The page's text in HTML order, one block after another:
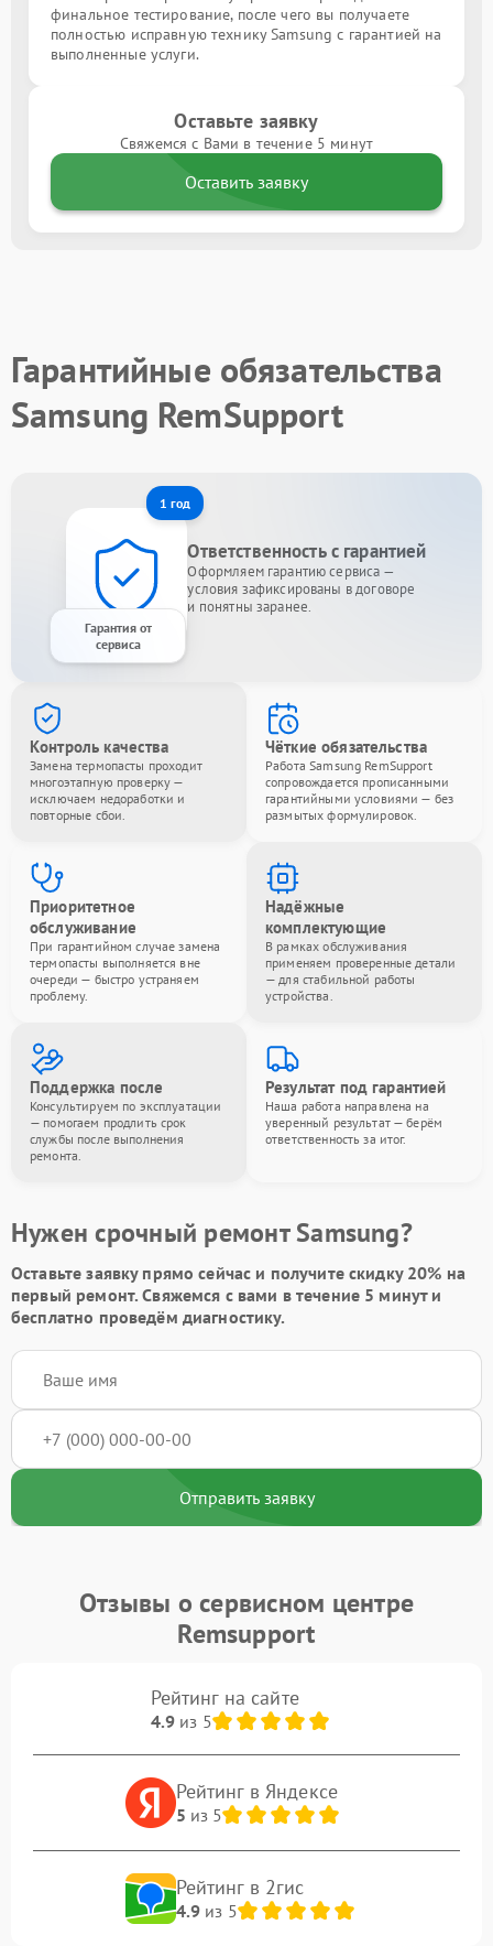
финальное тестирование, после чего вы получаете
полностью исправную технику Samsung с гарантией на
выполненные услуги.
Оставьте заявку
Свяжемся с Вами в течение 5 минут
Оставить заявку
Гарантийные обязательства
Samsung RemSupport
1 год
Гарантия от
сервиса
Ответственность с гарантией
Оформляем гарантию сервиса —
условия зафиксированы в договоре
и понятны заранее.
Контроль качества
Замена термопасты проходит
многоэтапную проверку —
исключаем недоработки и
повторные сбои.
Чёткие обязательства
Работа Samsung RemSupport
сопровождается прописанными
гарантийными условиями — без
размытых формулировок.
Приоритетное
обслуживание
При гарантийном случае замена
термопасты выполняется вне
очереди — быстро устраняем
проблему.
Надёжные
комплектующие
В рамках обслуживания
применяем проверенные детали
— для стабильной работы
устройства.
Поддержка после
Консультируем по эксплуатации
— помогаем продлить срок
службы после выполнения
ремонта.
Результат под гарантией
Наша работа направлена на
уверенный результат — берём
ответственность за итог.
Нужен срочный ремонт Samsung?
Оставьте заявкупрямо сейчас и получите скидку 20% на
первый ремонт. Свяжемся с вами в течение 5 минут и
бесплатно проведём диагностику.
Отправить заявку
Отзывы о сервисном центре
Remsupport
Рейтинг на сайте
4.9из 5
Рейтинг в Яндексе
5 из 5
Рейтинг в 2гис
4.9из 5